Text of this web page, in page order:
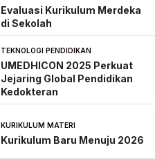
Evaluasi Kurikulum Merdeka
di Sekolah
TEKNOLOGI PENDIDIKAN
UMEDHICON 2025 Perkuat
Jejaring Global Pendidikan
Kedokteran
KURIKULUM MATERI
Kurikulum Baru Menuju 2026